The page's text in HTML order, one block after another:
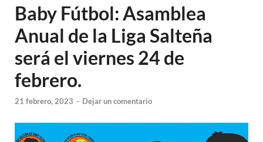
Baby Fútbol: Asamblea
Anual de la Liga Salteña
será el viernes 24 de
febrero.
21 febrero, 2023 - Dejar un comentario